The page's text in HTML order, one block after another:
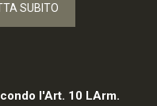
SUBITO
l'Art. 10 LArm.